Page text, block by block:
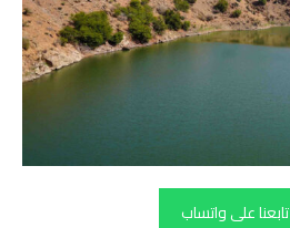
تابعنا على واتساب